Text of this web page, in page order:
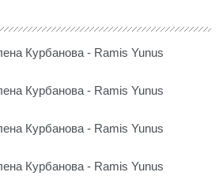
Курбанова - Ramis Yunus
Курбанова - Ramis Yunus
Курбанова - Ramis Yunus
Курбанова - Ramis Yunus